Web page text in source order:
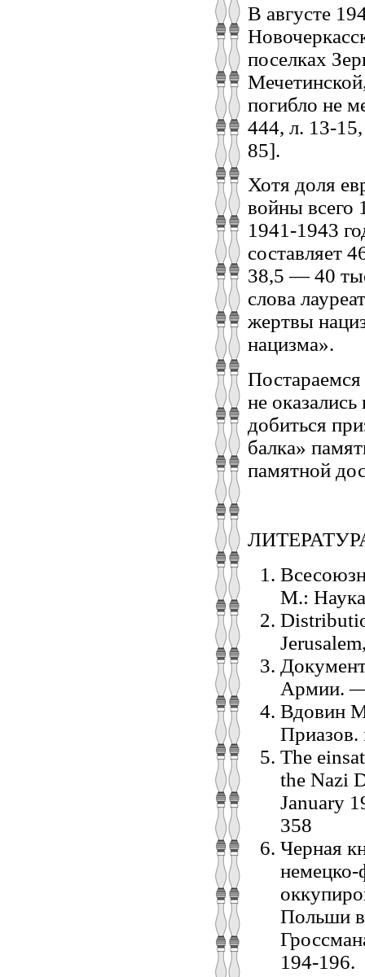
В августе
поселках
погибло не
444, л. 13-
85].
Хотя доля
войны всего
1941-1943
составляет
38,5 — 40
слова
жертвы
нацизма».
не
добиться
балка»
памятной
М.:
Армии. —
Вдовин
The
the Nazi
January
358
Черная
немецко-
Польши
194-196.